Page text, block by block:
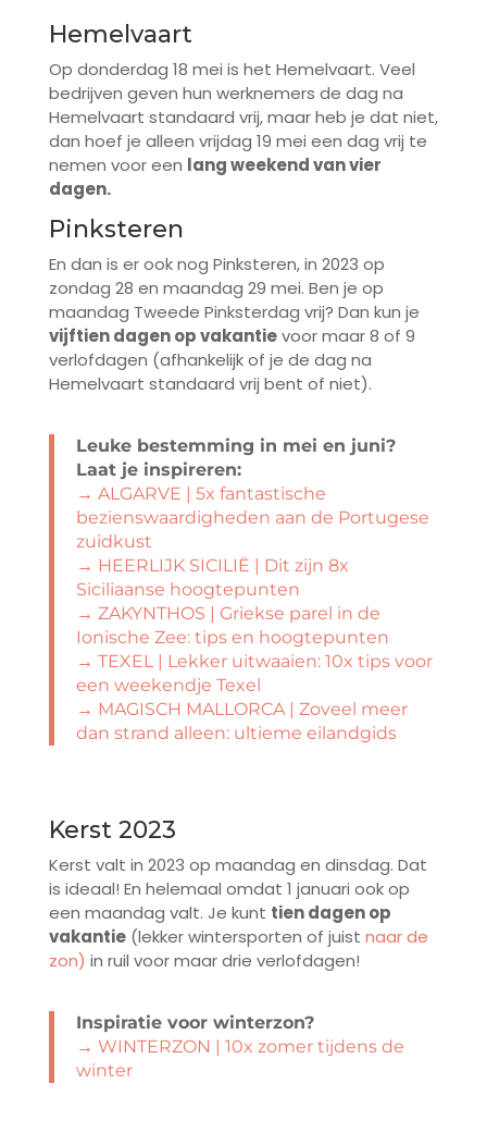
Hemelvaart
Op donderdag 18 mei is het Hemelvaart. Veel
bedrijven geven hun werknemers de dag na
Hemelvaart standaard vrij, maar heb je dat niet,
dan hoef je alleen vrijdag 19 mei een dag vrij te
nemen voor een lang weekend van vier
dagen.
Pinksteren
En dan is er ook nog Pinksteren, in 2023 op
zondag 28 en maandag 29 mei. Ben je op
maandag Tweede Pinksterdag vrij? Dan kun je
vijftien dagen op vakantievoor maar 8 of 9
verlofdagen (afhankelijk of je de dag na
Hemelvaart standaard vrij bent of niet).
Leuke bestemming in mei en juni?
Laat je inspireren:
→ ALGARVE | 5x fantastische
bezienswaardigheden aan de Portugese
zuidkust
→ HEERLIJK SICILIË | Dit zijn 8x
Siciliaanse hoogtepunten
→ ZAKYNTHOS | Griekse parel in de
Ionische Zee: tips en hoogtepunten
→ TEXEL | Lekker uitwaaien: 10x tips voor
een weekendje Texel
→ MAGISCH MALLORCA | Zoveel meer
dan strand alleen: ultieme eilandgids
Kerst 2023
Kerst valt in 2023 op maandag en dinsdag. Dat
is ideaal! En helemaal omdat 1 januari ook op
een maandag valt. Je kunt tien dagen op
vakantie(lekker wintersporten of juist naar de
zon) in ruil voor maar drie verlofdagen!
Inspiratie voor winterzon?
→ WINTERZON | 10x zomer tijdens de
winter